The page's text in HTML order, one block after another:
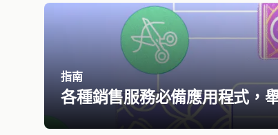
指南
各種銷售服務必備應用程式，